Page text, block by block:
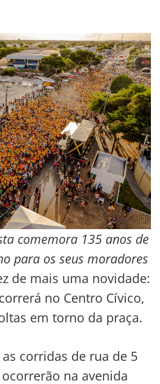
comemora 135 anos de
para os seus moradores
de mais uma novidade:
no Centro Cívico,
em torno da praça.
corridas de rua de 5
na avenida